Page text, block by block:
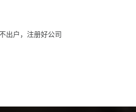
出户，注册好公司